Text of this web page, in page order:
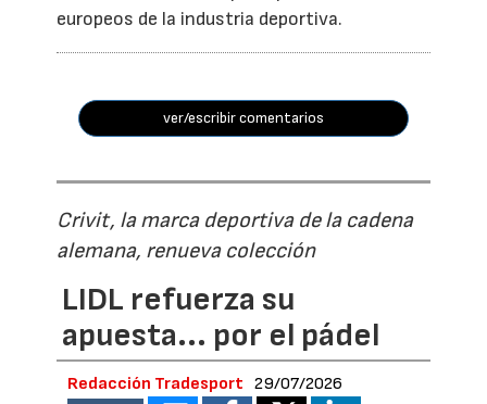
europeos de la industria deportiva.
ver/escribir comentarios
Crivit, la marca deportiva de la cadena
alemana, renueva colección
LIDL refuerza su
apuesta... por el pádel
Redacción Tradesport 29/07/2026